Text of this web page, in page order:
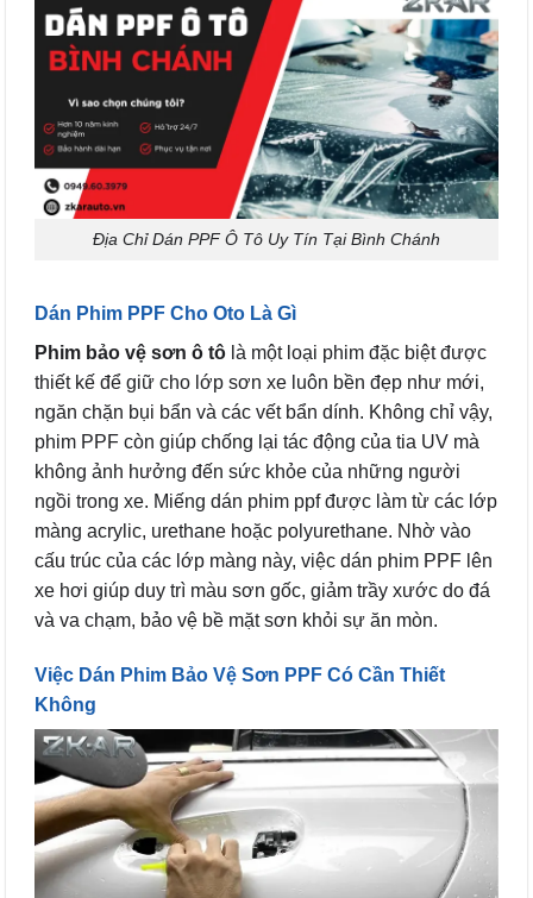
Địa Chỉ Dán PPF Ô Tô Uy Tín Tại Bình Chánh
Dán Phim PPF Cho Oto Là Gì
Phim bảo vệ sơn ô tô là một loại phim đặc biệt được
thiết kế để giữ cho lớp sơn xe luôn bền đẹp như mới,
ngăn chặn bụi bẩn và các vết bẩn dính. Không chỉ vậy,
phim PPF còn giúp chống lại tác động của tia UV mà
không ảnh hưởng đến sức khỏe của những người
ngồi trong xe. Miếng dán phim ppf được làm từ các lớp
màng acrylic, urethane hoặc polyurethane. Nhờ vào
cấu trúc của các lớp màng này, việc dán phim PPF lên
xe hơi giúp duy trì màu sơn gốc, giảm trầy xước do đá
và va chạm, bảo vệ bề mặt sơn khỏi sự ăn mòn.
Việc Dán Phim Bảo Vệ Sơn PPF Có Cần Thiết
Không